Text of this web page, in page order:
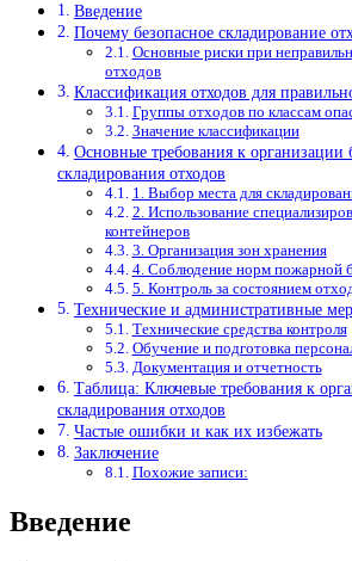
Введение
Почему безопасное складирование
Основные риски при
отходов
Классификация отходов для
Группы отходов по классам
Значение классификации
Основные требования к организации
складирования отходов
1. Выбор места для
2. Использование
контейнеров
3. Организация зон хранения
4. Соблюдение норм пожарной
5. Контроль за состоянием
Технические и административные
Технические средства контроля
Обучение и подготовка
Документация и отчетность
Таблица: Ключевые требования к
складирования отходов
Частые ошибки и как их избежать
Заключение
Похожие записи:
Введение